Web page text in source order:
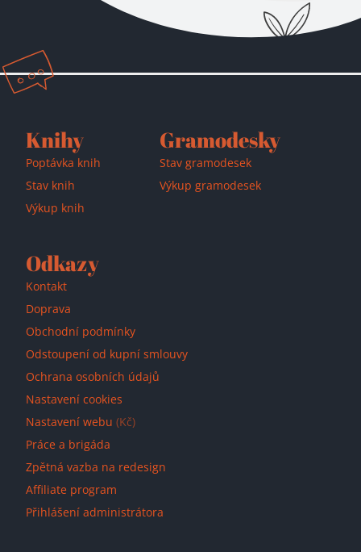
Knihy
Poptávka knih
Stav knih
Výkup knih
Gramodesky
Stav gramodesek
Výkup gramodesek
Odkazy
Kontakt
Doprava
Obchodní podmínky
Odstoupení od kupní smlouvy
Ochrana osobních údajů
Nastavení cookies
Nastavení webu (Kč)
Práce a brigáda
Zpětná vazba na redesign
Affiliate program
Přihlášení administrátora